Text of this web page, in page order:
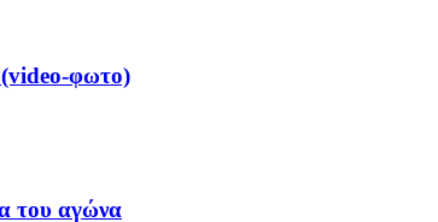
(video-φωτο)
του αγώνα